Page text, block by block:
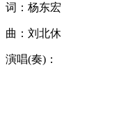
词：杨东宏
曲：刘北休
演唱(奏)：